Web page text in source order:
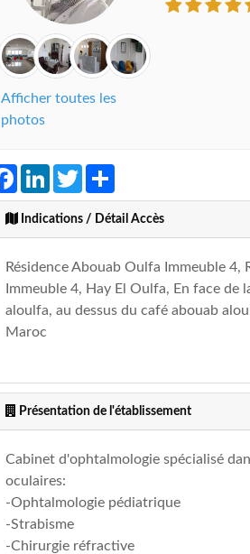
Afficher toutes les
photos
FacebookLinkedInTwitter
Indications / Détail Accès
Résidence Abouab Oulfa Immeuble 4,
Immeuble 4, Hay El Oulfa, En face de
aloulfa, au dessus du café abouab
Maroc
Présentation de l'établissement
Cabinet d'ophtalmologie spécialisé
oculaires:
-Ophtalmologie pédiatrique
-Strabisme
-Chirurgie réfractive